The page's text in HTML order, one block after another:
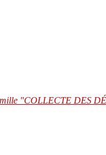
"COLLECTE DES